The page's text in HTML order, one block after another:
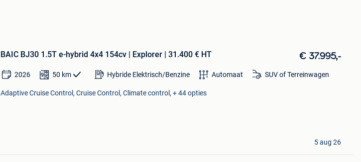
BAIC BJ30 1.5T e-hybrid 4x4 154cv | Explorer | 31.400 € HT € 37.995,-
2026 50 km Hybride Elektrisch/Benzine Automaat SUV of Terreinwagen
Adaptive Cruise Control, Cruise Control, Climate control, + 44 opties
5 aug 26